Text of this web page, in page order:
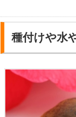
種付けや水